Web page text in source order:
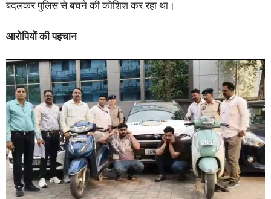
बदलकर पुलिस से बचने की कोशिश कर रहा था।
आरोपियों की पहचान